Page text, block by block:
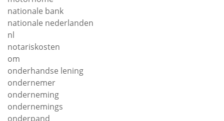
nationale bank
nationale nederlanden
nl
notariskosten
om
onderhandse lening
ondernemer
onderneming
ondernemings
onderpand